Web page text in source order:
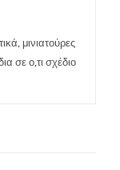
μινιατούρες
σε ο,τι σχέδιο